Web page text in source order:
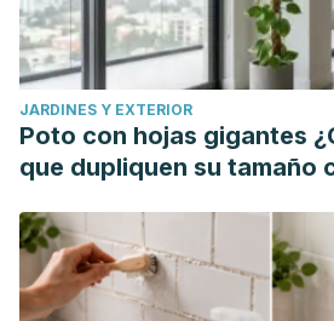
JARDINES Y EXTERIOR
Poto con hojas gigantes
que dupliquen su tamaño